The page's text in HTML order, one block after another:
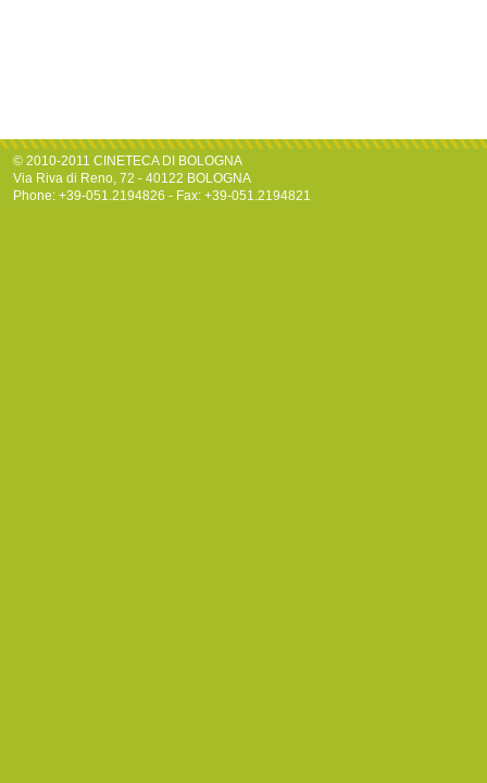
© 2010-2011 CINETECA DI BOLOGNA
Via Riva di Reno, 72 - 40122 BOLOGNA
Phone: +39-051.2194826 - Fax: +39-051.2194821